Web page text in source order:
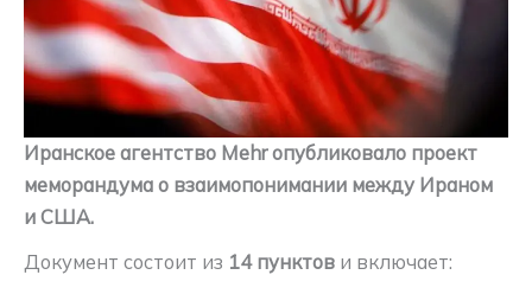
Иранское агентство Mehr опубликовало проект
меморандума о взаимопонимании между Ираном
и США.
Документ состоит из 14 пунктов и включает: